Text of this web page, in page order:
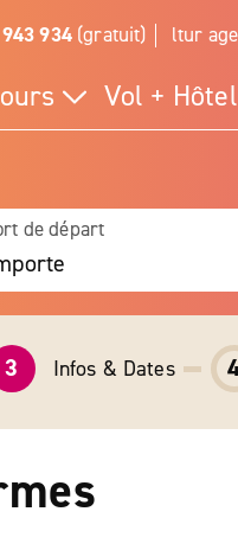
934(gratuit) ltur
Vol + Hôtel
de départ
3 Infos & Dates